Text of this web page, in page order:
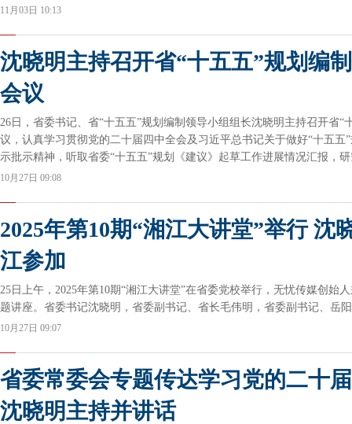
前启后想明年，确保“十四五”圆满收官、“十五五”良好开局，以实干实
11月03日 10:13
沈晓明主持召开省“十五五”规划编
会议
26日，省委书记、省“十五五”规划编制领导小组组长沈晓明主持召开省“
议，认真学习贯彻党的二十届四中全会及习近平总书记关于做好“十五五
示批示精神，听取省委“十五五”规划《建议》起草工作进展情况汇报，
书记、省长、省“十五五”规划编制领导小组组长毛伟明出席。
10月27日 09:08
2025年第10期“湘江大讲堂”举行 沈
江参加
25日上午，2025年第10期“湘江大讲堂”在省委党校举行，无忧传媒创始
题讲座。省委书记沈晓明，省委副书记、省长毛伟明，省委副书记、岳
10月27日 09:07
省委常委会专题传达学习党的二十
沈晓明主持并讲话